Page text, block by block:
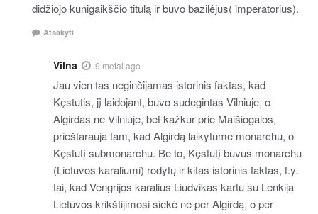
didžiojo kunigaikščio titulą ir buvo bazilėjus( imperatorius).
Atsakyti
Vilna 9 metai ago
Jau vien tas neginčijamas istorinis faktas, kad
Kęstutis, jį laidojant, buvo sudegintas Vilniuje, o
Algirdas ne Vilniuje, bet kažkur prie Maišiogalos,
prieštarauja tam, kad Algirdą laikytume monarchu, o
Kęstutį submonarchu. Be to, Kęstutį buvus monarchu
(Lietuvos karaliumi) rodytų ir kitas istorinis faktas, t.y.
tai, kad Vengrijos karalius Liudvikas kartu su Lenkija
Lietuvos krikštijimosi siekė ne per Algirdą, o per